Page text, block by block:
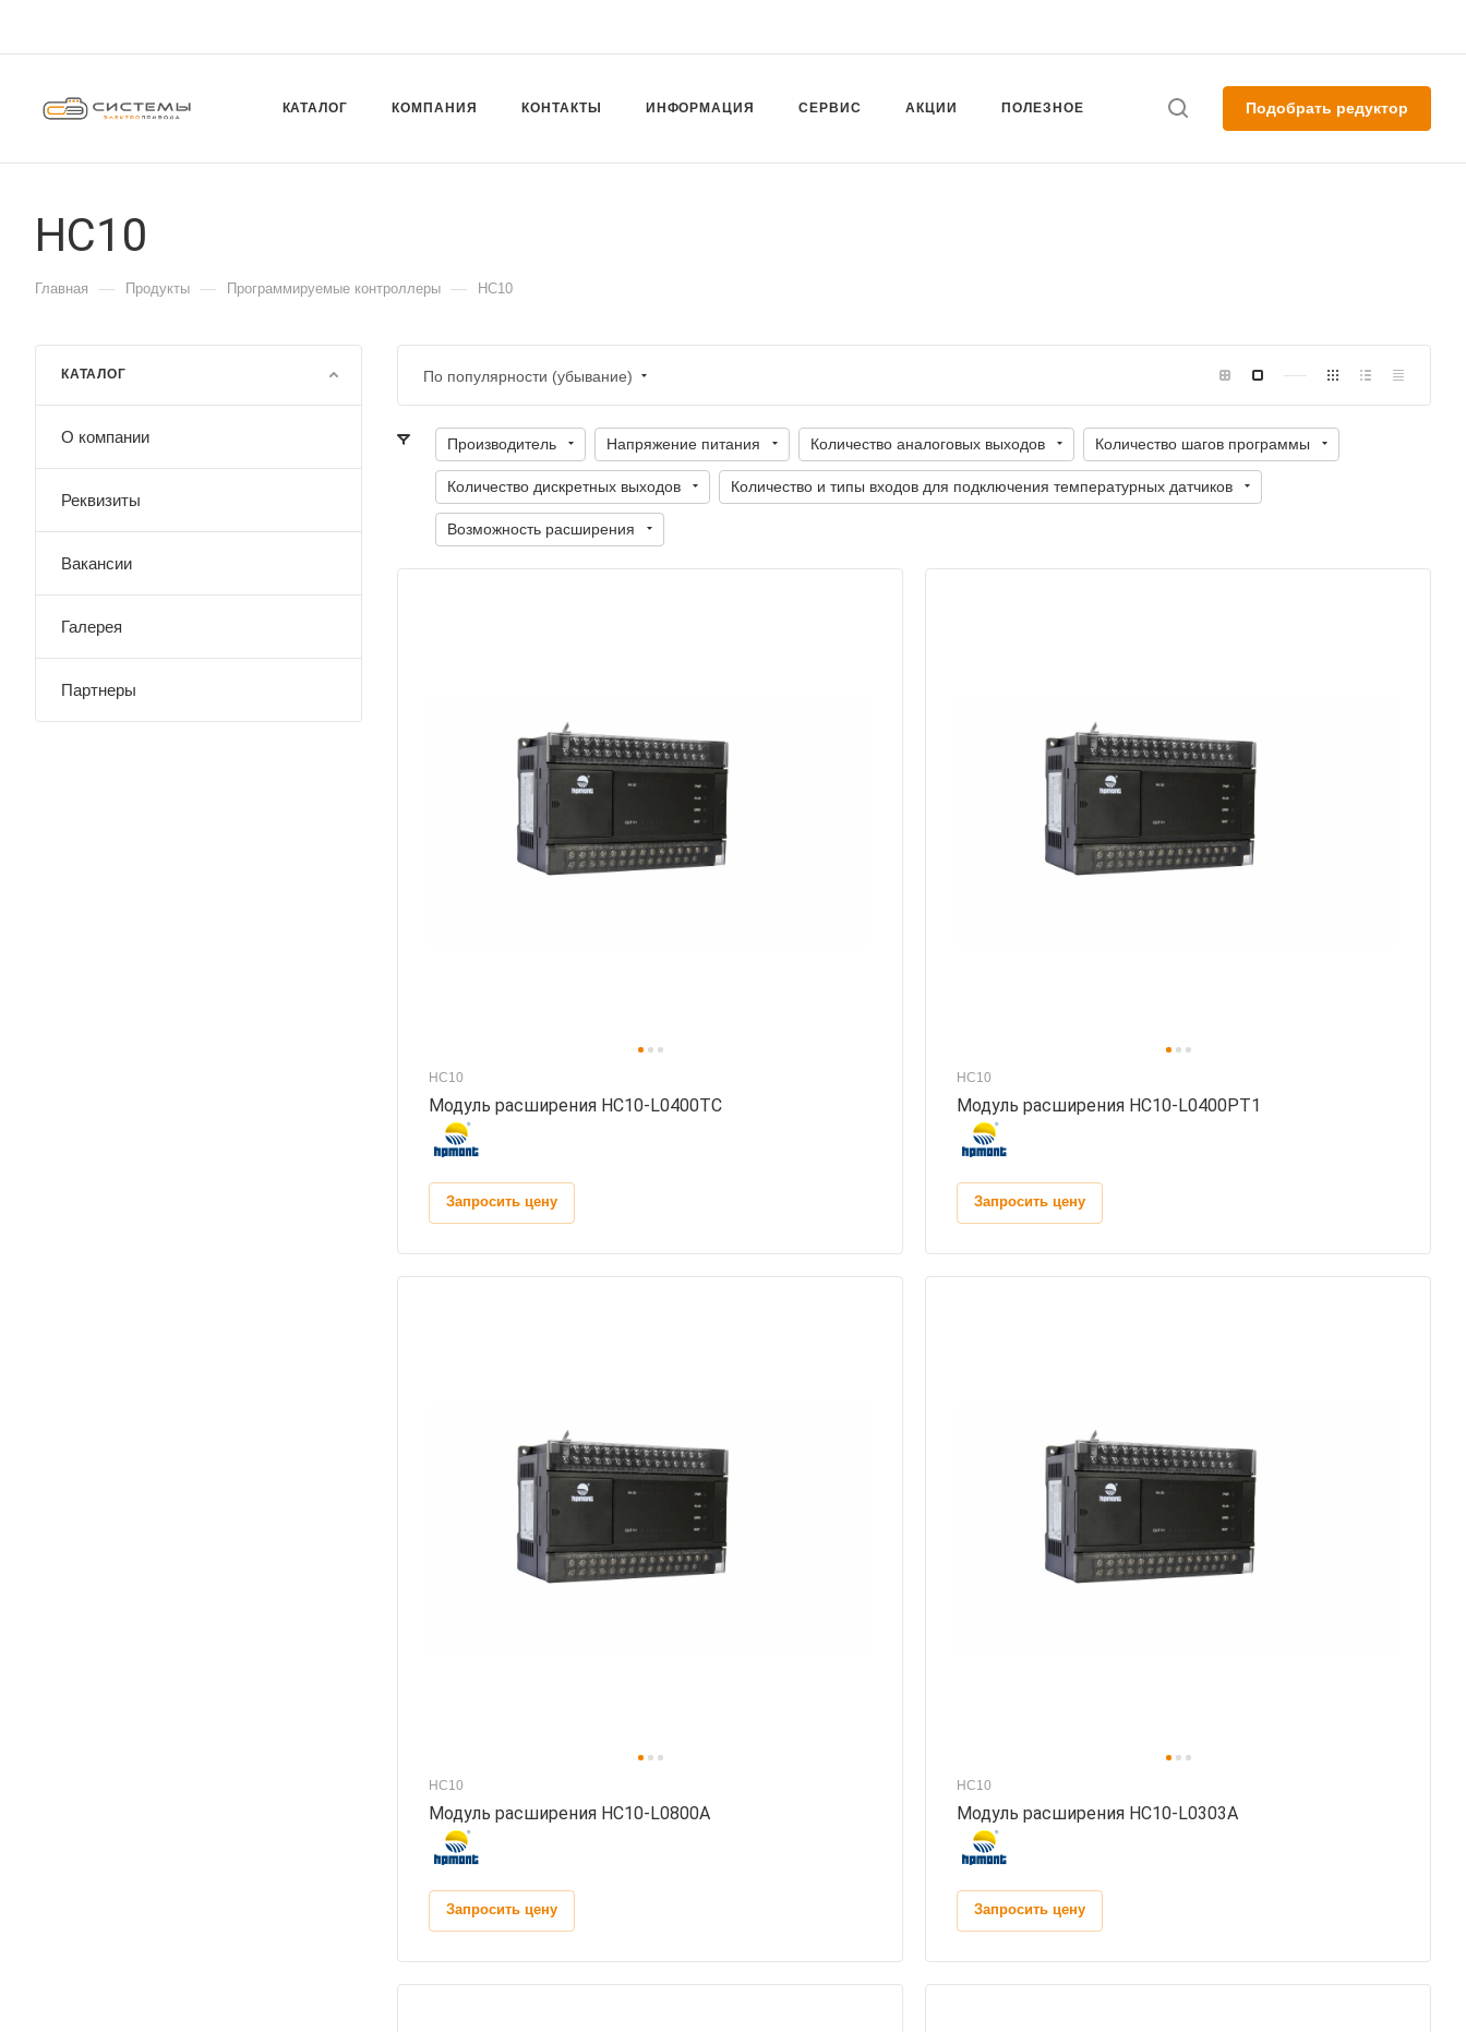
КАТАЛОГ КОМПАНИЯ КОНТАКТЫ ИНФОРМАЦИЯ СЕРВИС АКЦИИ ПОЛЕЗНОЕ Подобрать редуктор
HC10
Главная — Продукты — Программируемые контроллеры — HC10
По популярности (убывание)
Производитель Напряжение питания Количество аналоговых выходов Количество шагов программы
Количество дискретных выходов Количество и типы входов для подключения температурных датчиков
Возможность расширения
HC10
Модуль расширения HC10-L0400TC
Запросить цену
HC10
Модуль расширения HC10-L0400PT1
Запросить цену
HC10
Модуль расширения HC10-L0800A
Запросить цену
HC10
Модуль расширения HC10-L0303A
Запросить цену
КАТАЛОГ
О компании
Реквизиты
Вакансии
Галерея
Партнеры